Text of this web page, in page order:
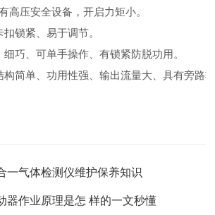
压安全设备，开启力矩小。
锁紧、易于调节。
、可单手操作、有锁紧防脱功用。
简单、功用性强、输出流量大、具有旁路
一气体检测仪维护保养知识
器作业原理是怎 样的一文秒懂